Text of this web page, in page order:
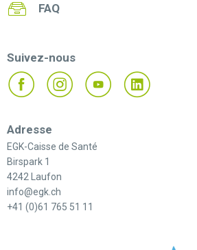
FAQ
Suivez-nous
Adresse
EGK-Caisse de Santé
Birspark 1
4242 Laufon
info@egk.ch
+41 (0)61 765 51 11